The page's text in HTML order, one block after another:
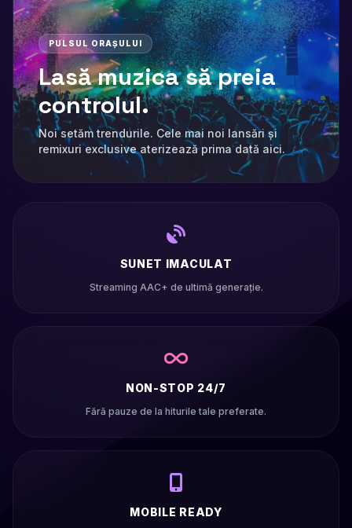
PULSUL ORAȘULUI
Lasă muzica să preia
controlul.
Noi setăm trendurile. Cele mai noi lansări și
remixuri exclusive aterizează prima dată aici.
SUNET IMACULAT
Streaming AAC+ de ultimă generație.
NON-STOP 24/7
Fără pauze de la hiturile tale preferate.
MOBILE READY